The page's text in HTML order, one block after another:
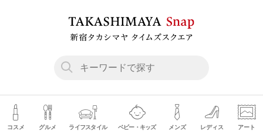
コスメ グルメ ライフスタイル ベビー・キッズ メンズ レディス アート